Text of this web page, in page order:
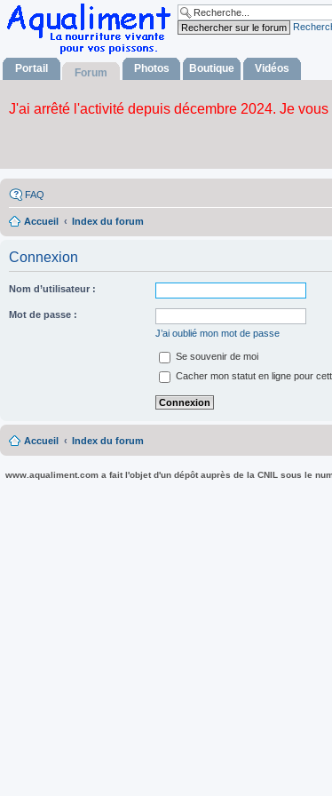
Portail Forum Photos Boutique Vidéos
FAQ
Accueil Index du forum
Connexion
Nom d’utilisateur :
Mot de passe :
J’ai oublié mon mot de passe
Se souvenir de moi
Cacher mon statut en ligne pour
Accueil Index du forum
www.aqualiment.com a fait l'objet d'un dépôt auprès de la CNIL sous le